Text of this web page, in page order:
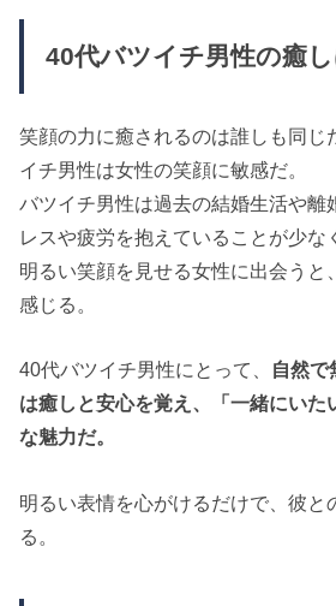
40代バツイチ男性の癒し
笑顔の力に癒されるのは誰しも同じ
イチ男性は女性の笑顔に敏感だ。
バツイチ男性は過去の結婚生活や離
レスや疲労を抱えていることが少な
明るい笑顔を見せる女性に出会うと
感じる。
40代バツイチ男性にとって、 自然で
は癒しと安心を覚え、「一緒にいた
な魅力だ。
明るい表情を心がけるだけで、彼と
る。